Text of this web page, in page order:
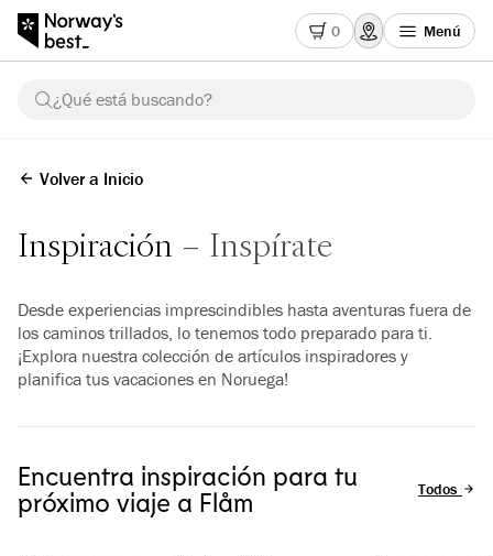
0 Menú
¿Qué está buscando?
Volver a Inicio
Inspiración Inspírate
Desde experiencias imprescindibles hasta aventuras fuera de
los caminos trillados, lo tenemos todo preparado para ti.
¡Explora nuestra colección de artículos inspiradores y
planifica tus vacaciones en Noruega!
Encuentra inspiración para tu
próximo viaje a Flåm
Todos los